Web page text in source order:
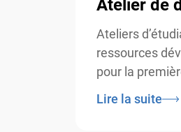
Atelier de
Ateliers
ressources
pour la
Lire la suite